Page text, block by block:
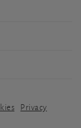
Privacy